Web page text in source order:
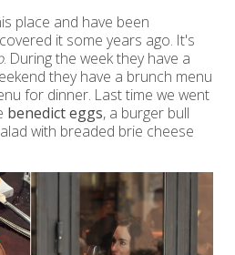
place and have been
it some years ago. It's
. During the week they have a
they have a brunch menu
for dinner. Last time we went
benedict eggs, a burger bull
with breaded brie cheese